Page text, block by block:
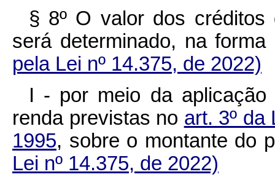
§ 8º O valor dos
será determinado, na
pela Lei nº 14.375, de 2022)
I - por meio da
renda previstas no art. 3º
1995, sobre o montante
Lei nº 14.375, de 2022)